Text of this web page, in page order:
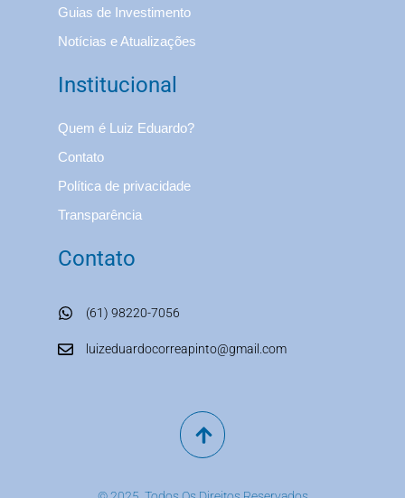
Guias de Investimento
Notícias e Atualizações
Institucional
Quem é Luiz Eduardo?
Contato
Política de privacidade
Transparência
Contato
(61) 98220-7056
luizeduardocorreapinto@gmail.com